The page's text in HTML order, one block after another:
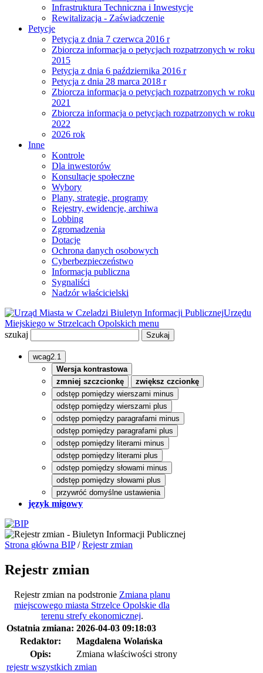
Infrastruktura Techniczna i Inwestycje
Rewitalizacja - Zaświadczenie
Petycje
Petycja z dnia 7 czerwca 2016 r
Zbiorcza informacja o petycjach rozpatrzonych w roku
2015
Petycja z dnia 6 października 2016 r
Petycja z dnia 28 marca 2018 r
Zbiorcza informacja o petycjach rozpatrzonych w roku
2021
Zbiorcza informacja o petycjach rozpatrzonych w roku
2022
2026 rok
Inne
Kontrole
Dla inwestorów
Konsultacje społeczne
Wybory
Plany, strategie, programy
Rejestry, ewidencje, archiwa
Lobbing
Zgromadzenia
Dotacje
Ochrona danych osobowych
Cyberbezpieczeństwo
Informacja publiczna
Sygnaliści
Nadzór właścicielski
Biuletyn Informacji PublicznejUrzędu
Miejskiego w Strzelcach Opolskich menu
szukaj
wcag2.1
Wersja kontrastowa
zmniej szczcionkę
zwiększ czcionkę
odstęp pomiędzy wierszami minus
odstęp pomiędzy wierszami plus
odstęp pomiędzy paragrafami minus
odstęp pomiędzy paragrafami plus
odstęp pomiędzy literami minus
odstęp pomiędzy literami plus
odstęp pomiędzy słowami minus
odstęp pomiędzy słowami plus
przywróć domyślne ustawienia
język migowy
Strona główna BIP/Rejestr zmian
Rejestr zmian
Rejestr zmian na podstronie Zmiana planu
miejscowego miasta Strzelce Opolskie dla
terenu strefy ekonomicznej.
Ostatnia zmiana: 2026-04-03 09:18:03
Redaktor:
Magdalena Wolańska
Opis:
Zmiana właściwości strony
rejestr wszystkich zmian